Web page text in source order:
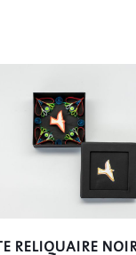
reliquaire